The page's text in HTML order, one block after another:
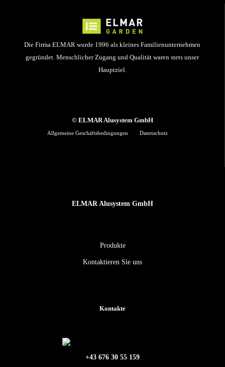
Die Firma ELMAR wurde 1996 als kleines Familienunternehmen
gegründet. Menschlicher Zugang und Qualität waren stets unser
Hauptziel.
© ELMAR Alusystem GmbH
Allgemeine Geschäftsbedingungen Datenschutz
ELMAR Alusystem GmbH
Produkte
Kontaktieren Sie uns
Kontakte
+43 676 30 55 159